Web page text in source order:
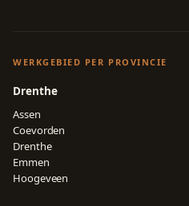
WERKGEBIED PER PROVINCIE
Drenthe
Assen
Coevorden
Drenthe
Emmen
Hoogeveen